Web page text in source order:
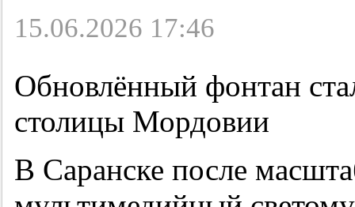
15.06.2026 17:46
Обновлённый фонтан
столицы Мордовии
В Саранске после